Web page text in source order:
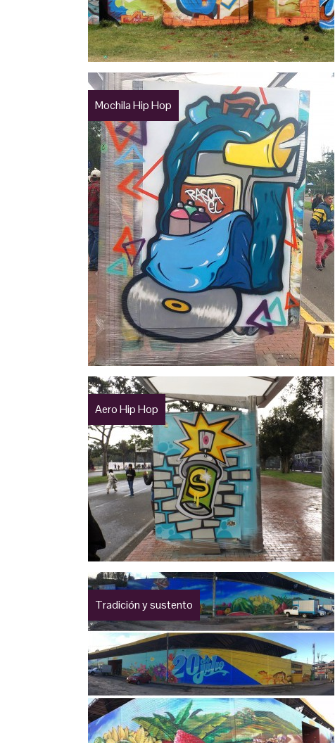
Mochila Hip Hop
Aero Hip Hop
Tradición y sustento